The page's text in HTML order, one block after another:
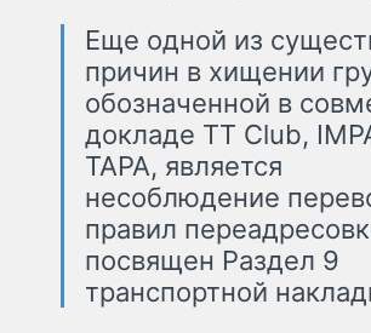
Еще одной из
причин в хищении
обозначенной в
докладе TT Club,
TAPA, является
несоблюдение
правил
посвящен Раздел 9
транспортной